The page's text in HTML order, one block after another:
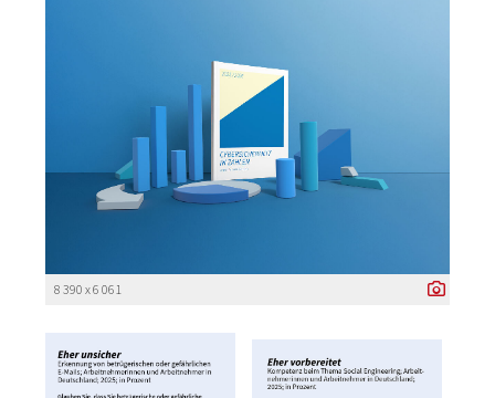
8 390 x 6 061